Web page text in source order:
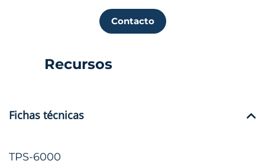
Contacto
Recursos
Fichas técnicas
TPS-6000